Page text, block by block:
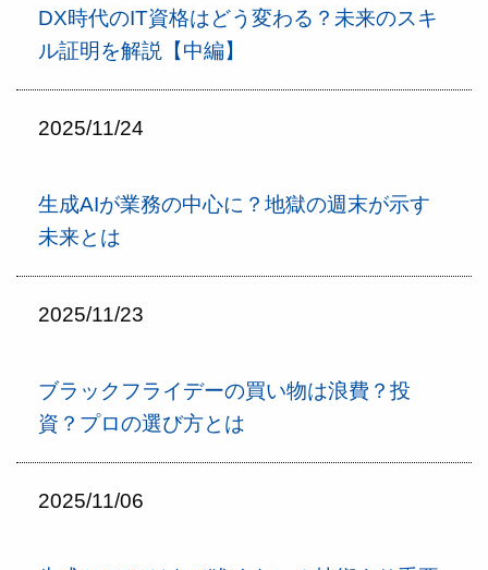
DX時代のIT資格はどう変わる？未来のスキ
ル証明を解説【中編】
2025/11/24
生成AIが業務の中心に？地獄の週末が示す
未来とは
2025/11/23
ブラックフライデーの買い物は浪費？投
資？プロの選び方とは
2025/11/06